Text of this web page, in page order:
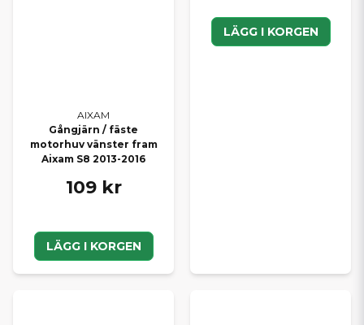
AIXAM
Gångjärn / fäste
motorhuv vänster fram
Aixam S8 2013-2016
109 kr
LÄGG I KORGEN
LÄGG I KORGEN